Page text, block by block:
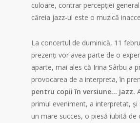
culoare, contrar percepției
căreia jazz-ul este o muzică
La concertul de duminică, 11
prezenți vor avea parte de o
aparte, mai ales că Irina Sârbu a
provocarea de a interpreta, în
pentru copii în versiune… jazz.
primul eveniment, a interpretat, și
un mare succes, o piesă iubită de